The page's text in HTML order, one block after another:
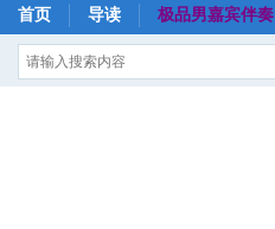
首页 导读 极品男嘉宾伴奏